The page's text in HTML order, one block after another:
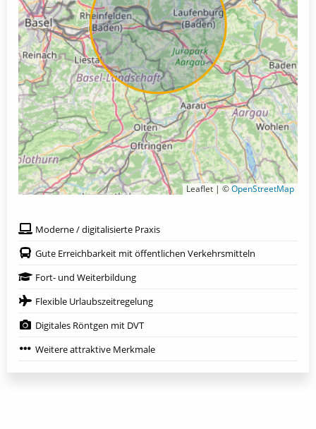
Leaflet | ©OpenStreetMap
Moderne / digitalisierte Praxis
Gute Erreichbarkeit mit öffentlichen Verkehrsmitteln
Fort- und Weiterbildung
Flexible Urlaubszeitregelung
Digitales Röntgen mit DVT
Weitere attraktive Merkmale